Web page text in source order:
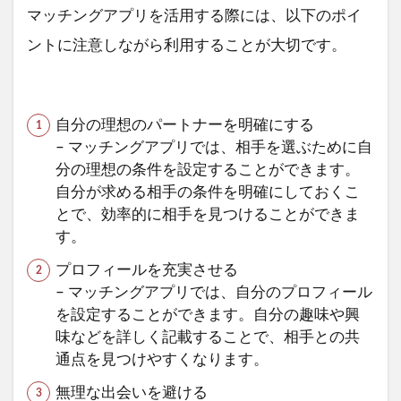
マッチングアプリを活用する際には、以下のポイ
ントに注意しながら利用することが大切です。
自分の理想のパートナーを明確にする
– マッチングアプリでは、相手を選ぶために自
分の理想の条件を設定することができます。
自分が求める相手の条件を明確にしておくこ
とで、効率的に相手を見つけることができま
す。
プロフィールを充実させる
– マッチングアプリでは、自分のプロフィール
を設定することができます。自分の趣味や興
味などを詳しく記載することで、相手との共
通点を見つけやすくなります。
無理な出会いを避ける